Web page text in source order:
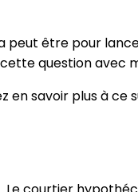
être pour
question avec
en savoir plus à